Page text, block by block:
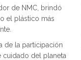
de NMC, brindó
el plástico más
de la participación
cuidado del planeta